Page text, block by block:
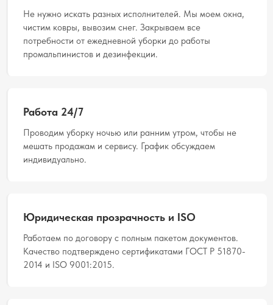
Не нужно искать разных исполнителей. Мы моем окна,
чистим ковры, вывозим снег. Закрываем все
потребности от ежедневной уборки до работы
промальпинистов и дезинфекции.
Работа 24/7
Проводим уборку ночью или ранним утром, чтобы не
мешать продажам и сервису. График обсуждаем
индивидуально.
Юридическая прозрачность и ISO
Работаем по договору с полным пакетом документов.
Качество подтверждено сертификатами ГОСТ Р 51870-
2014 и ISO 9001:2015.